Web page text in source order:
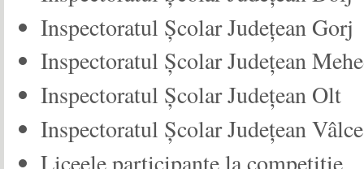
Inspectoratul Școlar Județean Gorj
Inspectoratul Școlar Județean
Inspectoratul Școlar Județean Olt
Inspectoratul Școlar Județean
Liceele participante la competiție